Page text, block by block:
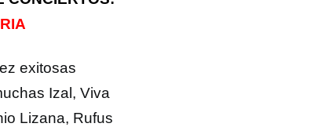
exitosas
Izal, Viva
Lizana, Rufus